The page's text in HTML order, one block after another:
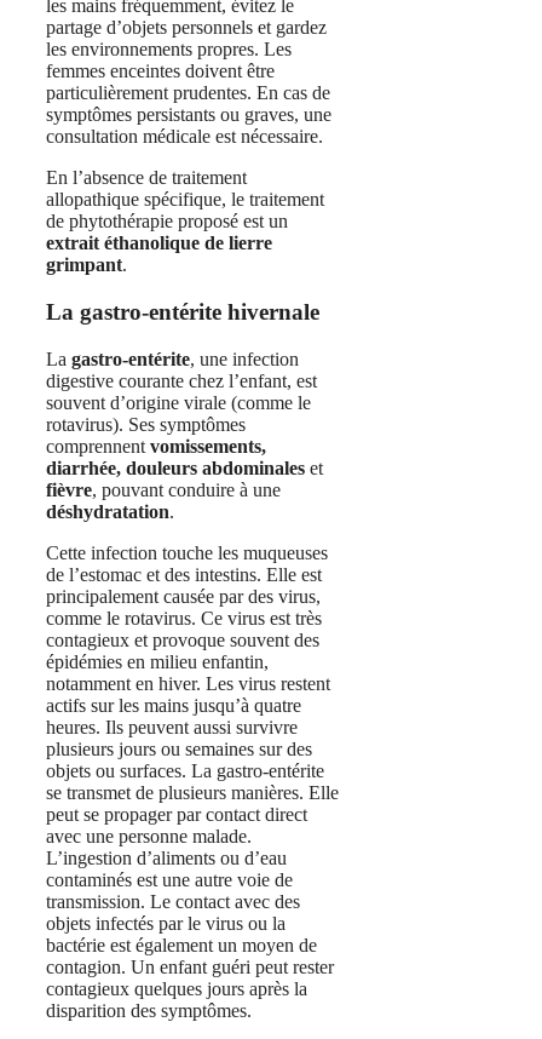
les mains fréquemment, évitez le
partage d’objets personnels et gardez
les environnements propres. Les
femmes enceintes doivent être
particulièrement prudentes. En cas de
symptômes persistants ou graves, une
consultation médicale est nécessaire.
En l’absence de traitement
allopathique spécifique, le traitement
de phytothérapie proposé est un
extrait éthanolique de lierre
grimpant.
La gastro-entérite hivernale
La gastro-entérite, une infection
digestive courante chez l’enfant, est
souvent d’origine virale (comme le
rotavirus). Ses symptômes
comprennent vomissements,
diarrhée, douleurs abdominales et
fièvre, pouvant conduire à une
déshydratation.
Cette infection touche les muqueuses
de l’estomac et des intestins. Elle est
principalement causée par des virus,
comme le rotavirus. Ce virus est très
contagieux et provoque souvent des
épidémies en milieu enfantin,
notamment en hiver. Les virus restent
actifs sur les mains jusqu’à quatre
heures. Ils peuvent aussi survivre
plusieurs jours ou semaines sur des
objets ou surfaces. La gastro-entérite
se transmet de plusieurs manières. Elle
peut se propager par contact direct
avec une personne malade.
L’ingestion d’aliments ou d’eau
contaminés est une autre voie de
transmission. Le contact avec des
objets infectés par le virus ou la
bactérie est également un moyen de
contagion. Un enfant guéri peut rester
contagieux quelques jours après la
disparition des symptômes.